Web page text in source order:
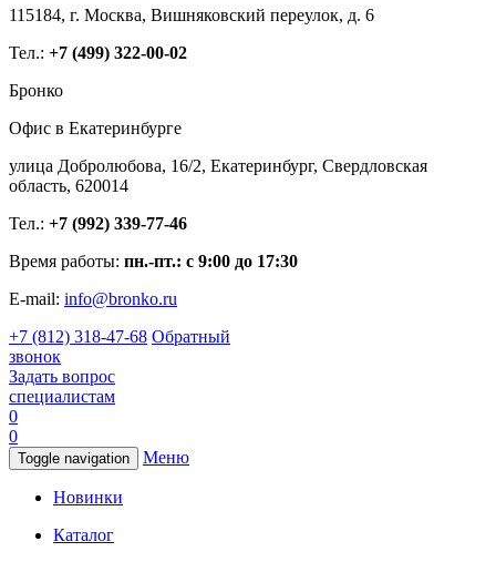
115184, г. Москва, Вишняковский переулок, д. 6
Тел.: +7 (499) 322-00-02
Бронко
Офис в Екатеринбурге
улица Добролюбова, 16/2, Екатеринбург, Свердловская
область, 620014
Тел.: +7 (992) 339-77-46
Время работы: пн.-пт.: с 9:00 до 17:30
E-mail: info@bronko.ru
+7 (812) 318-47-68 Обратный
звонок
Задать вопрос
специалистам
0
0
Toggle navigation Меню
Новинки
Каталог